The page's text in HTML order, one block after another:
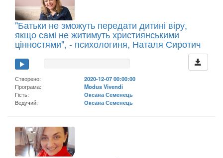
"Батьки не зможуть передати дитині віру,
якщо самі не житимуть християнськими
цінностями", - психологиня, Наталя Сиротич
Створено:
2020-12-07 00:00:00
Програма:
Modus Vivendi
Гість:
Оксана Семенець
Ведучий:
Оксана Семенець